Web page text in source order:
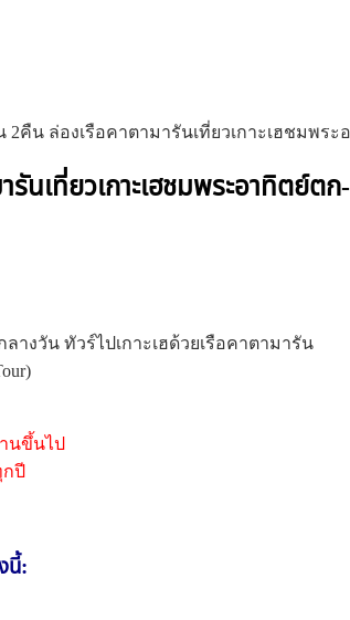
2คืน ล่องเรือคาตามารันเที่ยวเกาะเฮชมพร
นเที่ยวเกาะเฮชมพระอาทิตย์ต
งวัน ทัวร์ไปเกาะเฮด้วยเรือคาตามารัน
นขึ้นไป
ปี
นี้: